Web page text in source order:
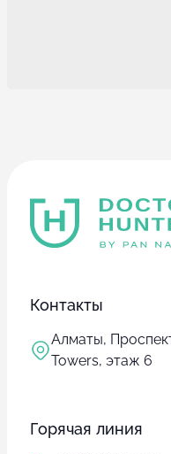
Контакты
Алматы,
Towers, этаж 6
Горячая линия